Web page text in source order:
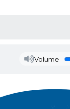
Volume